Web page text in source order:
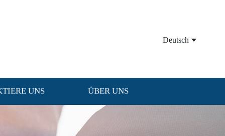
Deutsch
UNS ÜBER UNS